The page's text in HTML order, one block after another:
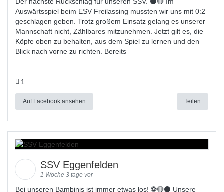
Auswärtsspiel beim ESV Freilassing mussten wir uns mit 0:2
geschlagen geben. Trotz großem Einsatz gelang es unserer
Mannschaft nicht, Zählbares mitzunehmen. Jetzt gilt es, die
Köpfe oben zu behalten, aus dem Spiel zu lernen und den
Blick nach vorne zu richten. Bereits
1
Auf Facebook ansehen Teilen
SSV Eggenfelden
1 Woche 3 tage vor
Bei unseren Bambinis ist immer etwas los! ⚽️🔴⚫ Unsere